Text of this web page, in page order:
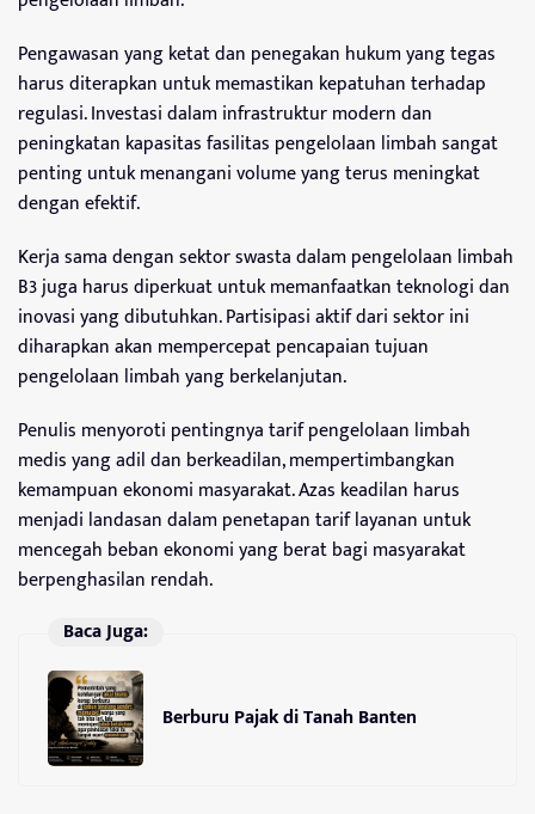
Pengawasan yang ketat dan penegakan hukum yang tegas
harus diterapkan untuk memastikan kepatuhan terhadap
regulasi. Investasi dalam infrastruktur modern dan
peningkatan kapasitas fasilitas pengelolaan limbah sangat
penting untuk menangani volume yang terus meningkat
dengan efektif.
Kerja sama dengan sektor swasta dalam pengelolaan limbah
B3 juga harus diperkuat untuk memanfaatkan teknologi dan
inovasi yang dibutuhkan. Partisipasi aktif dari sektor ini
diharapkan akan mempercepat pencapaian tujuan
pengelolaan limbah yang berkelanjutan.
Penulis menyoroti pentingnya tarif pengelolaan limbah
medis yang adil dan berkeadilan, mempertimbangkan
kemampuan ekonomi masyarakat. Azas keadilan harus
menjadi landasan dalam penetapan tarif layanan untuk
mencegah beban ekonomi yang berat bagi masyarakat
berpenghasilan rendah.
Baca Juga:
Berburu Pajak di Tanah Banten